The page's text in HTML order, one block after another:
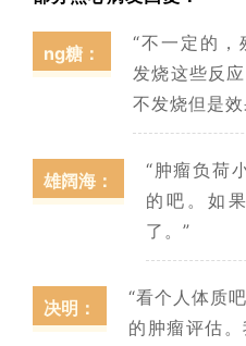
ng糖：
“不一定的，
发烧这些反
不发烧但是
雄阔海 ：
“肿瘤负荷
的吧。如
了。”
决明：
“看个人体质
的肿瘤评估